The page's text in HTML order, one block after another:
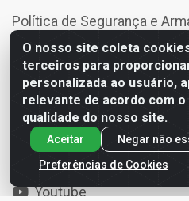
O nosso site coleta
terceiros para
personalizada ao usuário,
relevante de acordo com
qualidade do nosso site.
Aceitar
Negar não
Preferências de Cookies
Política de Segurança e
Política de devolução,
Redes Sociais
Instagram
Facebook
Youtube